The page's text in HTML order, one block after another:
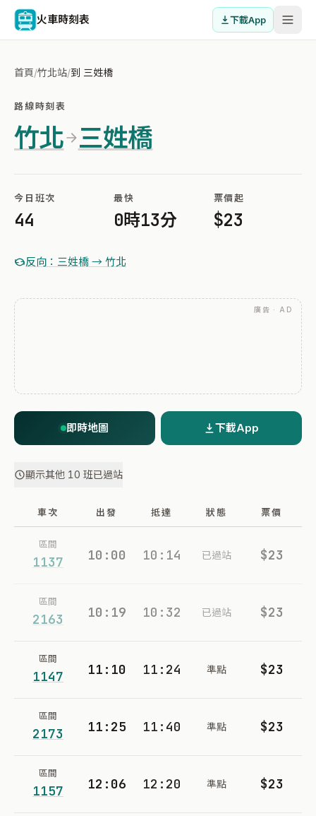
火車時刻表 下載App
首頁/竹北站/到 三姓橋
路線時刻表
竹北 三姓橋
今日班次
44
最快
0時13分
票價起
$23
反向：三姓橋 → 竹北
廣告 · AD
即時地圖 下載App
顯示其他 10 班已過站
車次 出發 抵達 狀態 票價
區間
1137 10:00 10:14 已過站 $23
區間
2163 10:19 10:32 已過站 $23
區間
1147 11:10 11:24 準點 $23
區間
2173 11:25 11:40 準點 $23
區間
1157 12:06 12:20 準點 $23